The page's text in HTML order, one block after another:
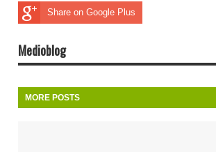
Share on Google Plus
Medioblog
MORE POSTS